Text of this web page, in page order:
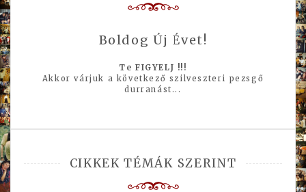
Boldog Új Évet!
Te FIGYELJ !!!
Akkor várjuk a következő szilveszteri pezsgő
durranást...
CIKKEK TÉMÁK SZERINT